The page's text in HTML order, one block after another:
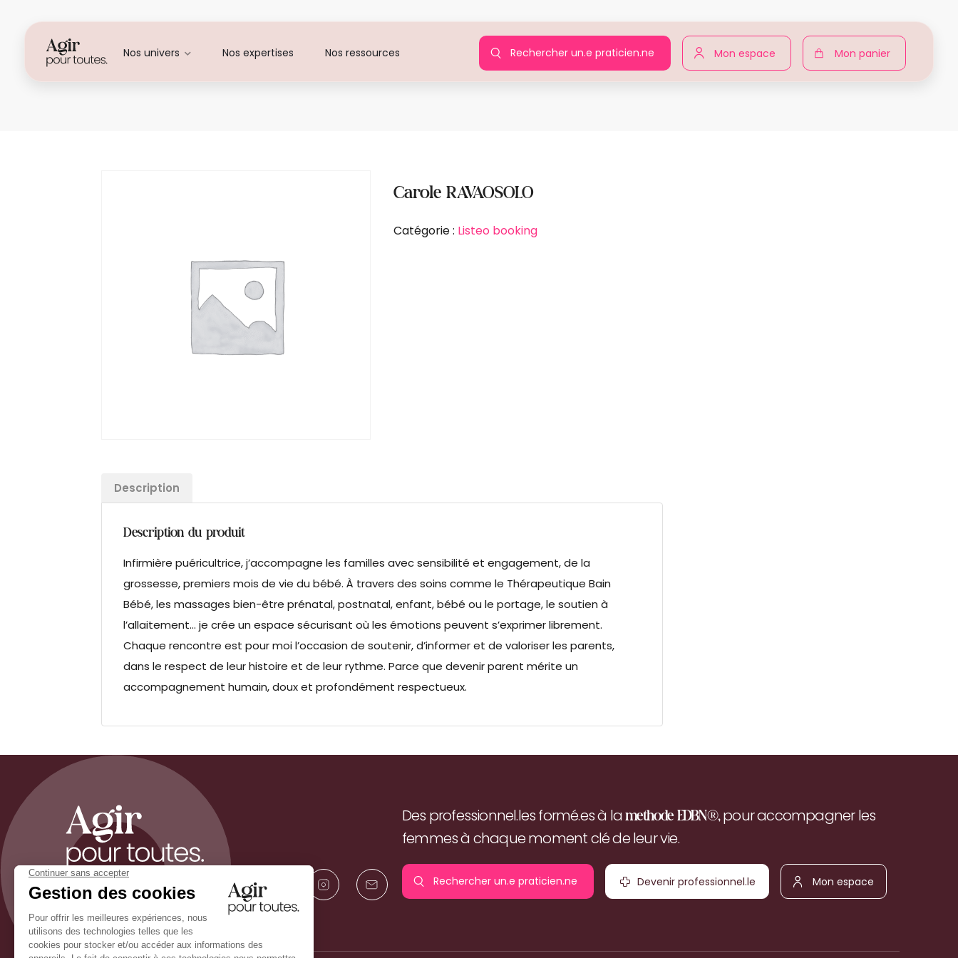
Nos univers Nos expertises Nos ressources Rechercher un.e praticien.ne Mon espace Mon panier
Carole RAVAOSOLO Agir pour toutes Produits Carole RAVAOSOLO
Carole RAVAOSOLO
Catégorie : Listeo booking
Description
Description du produit
Infirmière puéricultrice, j’accompagne les familles avec sensibilité et engagement, de la
grossesse, premiers mois de vie du bébé. À travers des soins comme le Thérapeutique Bain
Bébé, les massages bien-être prénatal, postnatal, enfant, bébé ou le portage, le soutien à
l’allaitement… je crée un espace sécurisant où les émotions peuvent s’exprimer librement.
Chaque rencontre est pour moi l’occasion de soutenir, d’informer et de valoriser les parents,
dans le respect de leur histoire et de leur rythme. Parce que devenir parent mérite un
accompagnement humain, doux et profondément respectueux.
Des professionnel.les formé.es à lamethode EDBN®,pour accompagner les
femmes à chaque moment clé de leur vie.
Rechercher un.e
praticien.ne
Devenir
professionnel.le
Mon
espace